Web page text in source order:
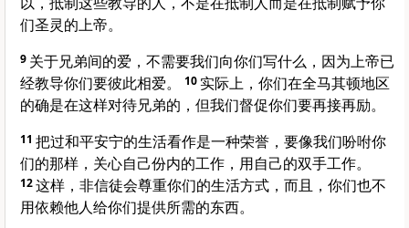
们圣灵的上帝。
9 关于兄弟间的爱，不需要我们向你们写什么，因为上帝已
经教导你们要彼此相爱。
10 实际上，你们在全马其顿地区
的确是在这样对待兄弟的，但我们督促你们要再接再励。
11 把过和平安宁的生活看作是一种荣誉，要像我们吩咐你
们的那样，关心自己份内的工作，用自己的双手工作。
12这样，非信徒会尊重你们的生活方式，而且，你们也不
用依赖他人给你们提供所需的东西。